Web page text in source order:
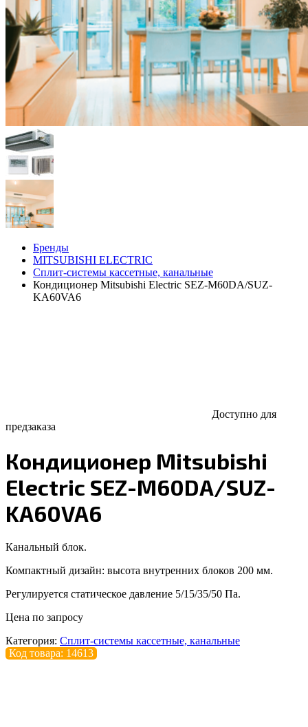
Бренды
MITSUBISHI ELECTRIC
Сплит-системы кассетные, канальные
Кондиционер Mitsubishi Electric SEZ-M60DA/SUZ-
KA60VA6
Доступно для
предзаказа
Кондиционер Mitsubishi
Electric SEZ-M60DA/SUZ-
KA60VA6
Канальный блок.
Компактный дизайн: высота внутренних блоков 200 мм.
Регулируется статическое давление 5/15/35/50 Па.
Цена по запросу
Категория: Сплит-системы кассетные, канальные
Код товара: 14613